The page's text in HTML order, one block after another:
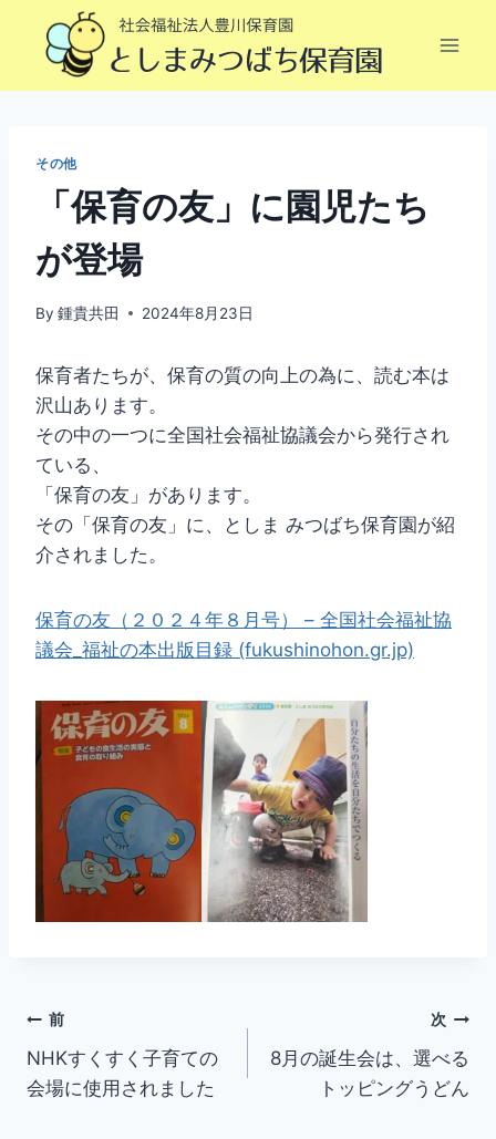
その他
「保育の友」に園児たち
が登場
By 鍾貴共田 2024年8月23日
保育者たちが、保育の質の向上の為に、読む本は
沢山あります。
その中の一つに全国社会福祉協議会から発行され
ている、
「保育の友」があります。
その「保育の友」に、としま みつばち保育園が紹
介されました。
保育の友（２０２４年８月号） – 全国社会福祉協
議会_福祉の本出版目録 (fukushinohon.gr.jp)
投
稿
前
NHKすくすく子育ての
会場に使用されました
次
8月の誕生会は、選べる
トッピングうどん